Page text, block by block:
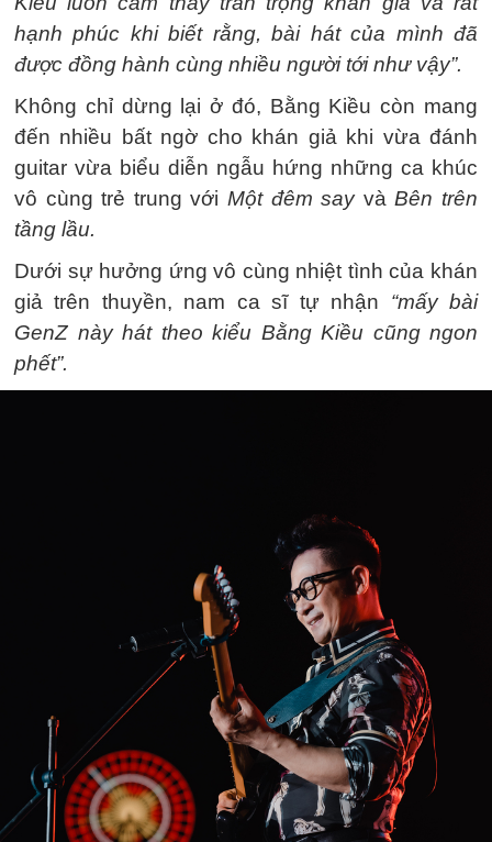
hạnh phúc khi biết rằng, bài hát của mình đã
được đồng hành cùng nhiều người tới như vậy”.
Không chỉ dừng lại ở đó, Bằng Kiều còn mang
đến nhiều bất ngờ cho khán giả khi vừa đánh
guitar vừa biểu diễn ngẫu hứng những ca khúc
vô cùng trẻ trung với Một đêm sayvà Bên trên
tầng lầu.
Dưới sự hưởng ứng vô cùng nhiệt tình của khán
giả trên thuyền, nam ca sĩ tự nhận “mấy bài
GenZ này hát theo kiểu Bằng Kiều cũng ngon
phết”.